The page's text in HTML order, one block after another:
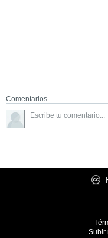
Comentarios
Subir